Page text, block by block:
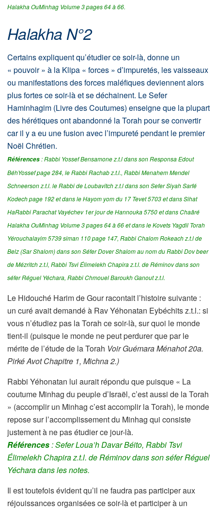
Halakha OuMinhag Volume 3 pages 64 à 66.
Halakha N°2
Certains expliquent qu’étudier ce soir-là, donne un
« pouvoir » à la Klipa « forces » d’impuretés, les vaisseaux
ou manifestations des forces maléfiques deviennent alors
plus fortes ce soir-là et se déchainent. Le Sefer
Haminhagim (Livre des Coutumes) enseigne que la plupart
des hérétiques ont abandonné la Torah pour se convertir
car il y a eu une fusion avec l’impureté pendant le premier
Noël Chrétien.
Références : Rabbi Yossef Bensamone z.t.l dans son Responsa Edout
BéhYossef page 284, le Rabbi Rachab z.t.l., Rabbi Menahem Mendel
Schneerson z.t.l. le Rabbi de Loubavitch z.t.l dans son Sefer Siyah Sarfé
Kodech page 192 et dans le Hayom yom du 17 Tevet 5703 et dans Sihat
HaRabbi Parachat Vayéchev 1er jour de Hannouka 5750 et dans Chaâré
Halakha OuMinhag Volume 3 pages 64 à 66 et dans le Kovets Yagdil Torah
Yérouchalayim 5739 siman 110 page 147, Rabbi Chalom Rokeach z.t.l de
Belz (Sar Shalom) dans son Séfer Dover Shalom au nom du Rabbi Dov beer
de Mézritch z.t.l, Rabbi Tsvi Élimelekh Chapira z.t.l. de Réminov dans son
séfer Réguel Yéchara, Rabbi Chmouel Baroukh Ganout z.t.l.
Le Hidouché Harim de Gour racontait l’histoire suivante :
un curé avait demandé à Rav Yéhonatan Eybéchits z.t.l.: si
vous n’étudiez pas la Torah ce soir-là, sur quoi le monde
tient-il (puisque le monde ne peut perdurer que par le
mérite de l’étude de la Torah Voir Guémara Ménahot 20a.
Pirké Avot Chapitre 1, Michna 2.)
Rabbi Yéhonatan lui aurait répondu que puisque « La
coutume Minhag du peuple d’Israël, c’est aussi de la Torah
» (accomplir un Minhag c’est accomplir la Torah), le monde
repose sur l’accomplissement du Minhag qui consiste
justement à ne pas étudier ce jour-là.
Références: Sefer Loua’h Davar Béito, Rabbi Tsvi
Élimelekh Chapira z.t.l. de Réminov dans son séfer Réguel
Yéchara dans les notes.
Il est toutefois évident qu’il ne faudra pas participer aux
réjouissances organisées ce soir-là et participer à un